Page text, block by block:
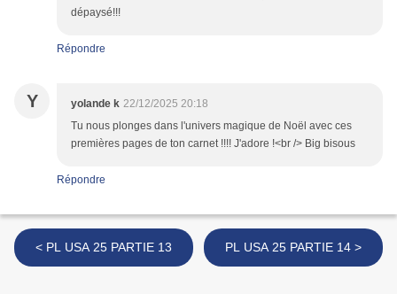
dépaysé!!!
Répondre
Y yolande k 22/12/2025 20:18
Tu nous plonges dans l'univers magique de Noël avec ces
premières pages de ton carnet !!!! J'adore !<br /> Big bisous
Répondre
< PL USA 25 PARTIE 13 PL USA 25 PARTIE 14 >